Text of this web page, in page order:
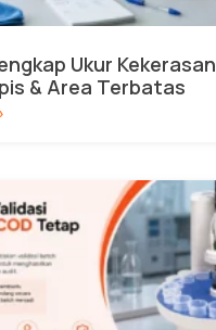
Ukur Kekerasan
& Area Terbatas